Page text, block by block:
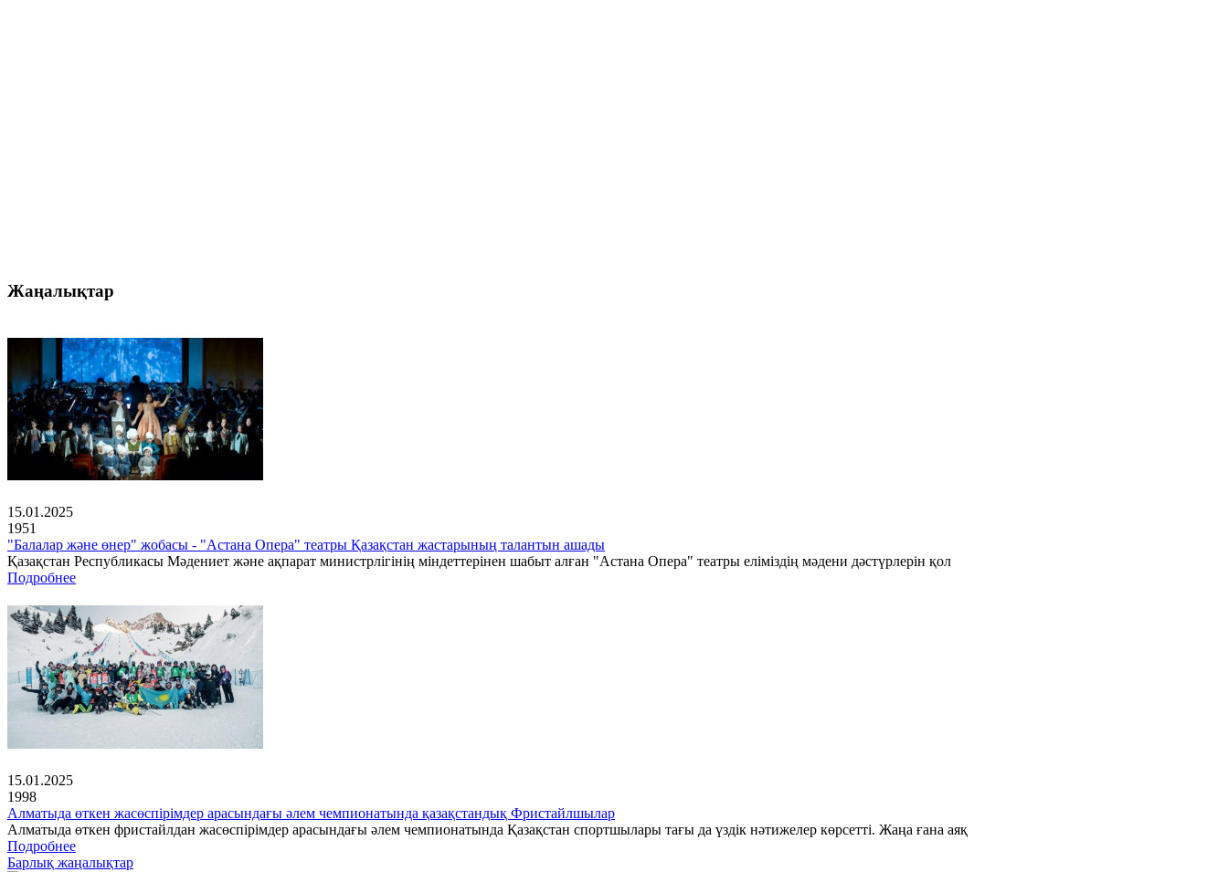
Жаңалықтар
15.01.2025
1951
"Балалар және өнер" жобасы - "Астана Опера" театры Қазақстан жастарының талантын ашады
Қазақстан Республикасы Мәдениет және ақпарат министрлігінің міндеттерінен шабыт алған "Астана Опера" театры еліміздің мәдени дәстүрлерін қол
Подробнее
15.01.2025
1998
Алматыда өткен жасөспірімдер арасындағы әлем чемпионатында қазақстандық Фристайлшылар
Алматыда өткен фристайлдан жасөспірімдер арасындағы әлем чемпионатында Қазақстан спортшылары тағы да үздік нәтижелер көрсетті. Жаңа ғана аяқ
Подробнее
Барлық жаңалықтар